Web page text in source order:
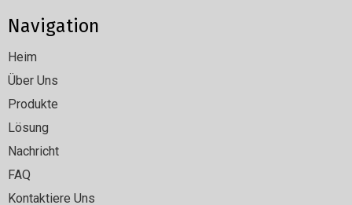
Navigation
Heim
Über Uns
Produkte
Lösung
Nachricht
FAQ
Kontaktiere Uns